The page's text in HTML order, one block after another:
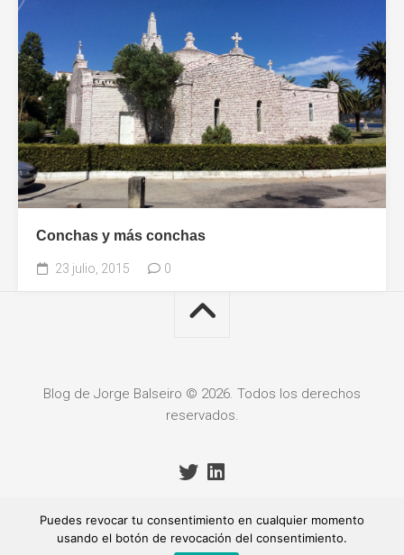
Conchas y más conchas
23 julio, 2015 0
Blog de Jorge Balseiro © 2026. Todos los derechos
reservados.
Puedes revocar tu consentimiento en cualquier momento
usando el botón de revocación del consentimiento.